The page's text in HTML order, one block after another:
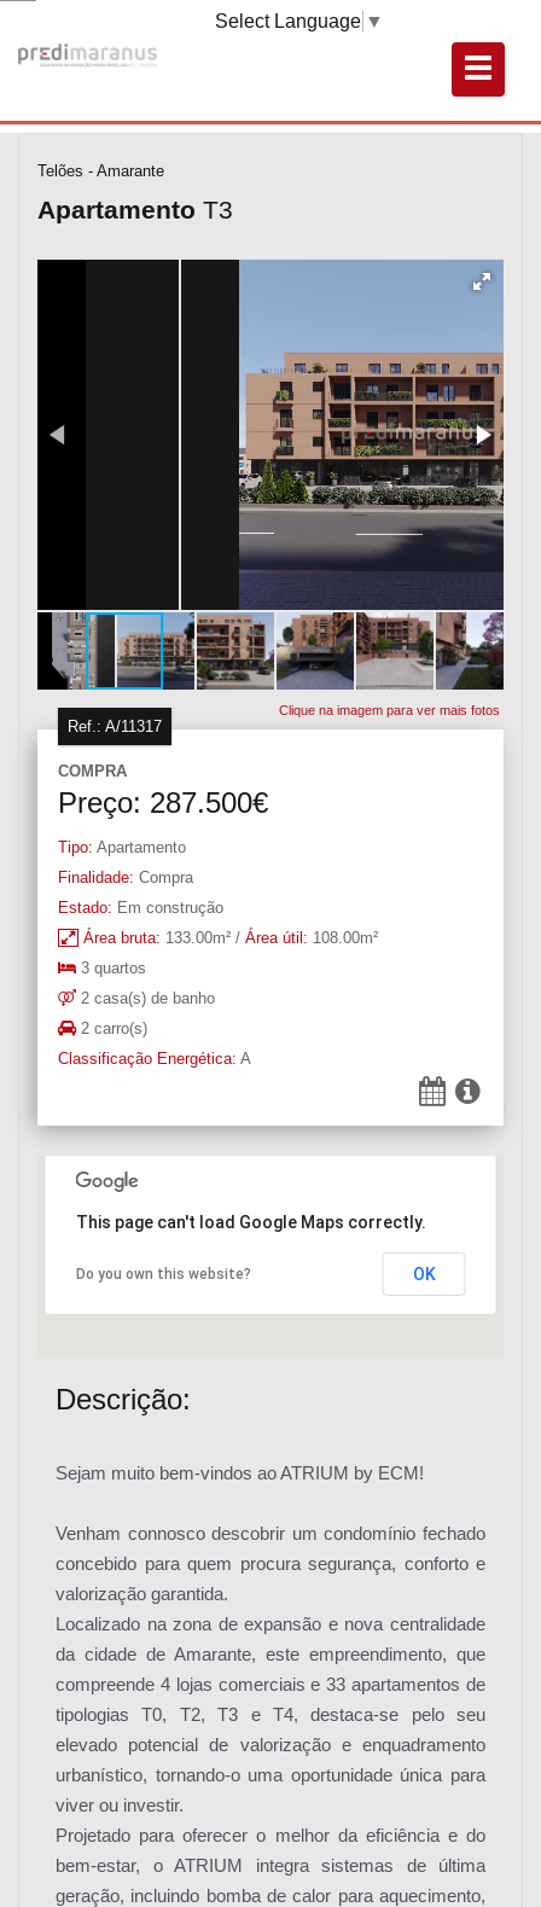
Select Language ▼
Telões - Amarante
Apartamento T3
Clique na imagem para ver mais fotos
Ref.: A/11317
COMPRA
Preço: 287.500€
Tipo: Apartamento
Finalidade: Compra
Estado: Em construção
Área bruta: 133.00m² / Área útil: 108.00m²
3 quartos
2 casa(s) de banho
2 carro(s)
Classificação Energética: A
Carregando mapa...
This page can't load Google Maps correctly.
Do you own this website? OK
Descrição:
Sejam muito bem-vindos ao ATRIUM by ECM!
Venham connosco descobrir um condomínio fechado
concebido para quem procura segurança, conforto e
valorização garantida.
Localizado na zona de expansão e nova centralidade
da cidade de Amarante, este empreendimento, que
compreende 4 lojas comerciais e 33 apartamentos de
tipologias T0, T2, T3 e T4, destaca-se pelo seu
elevado potencial de valorização e enquadramento
urbanístico, tornando-o uma oportunidade única para
viver ou investir.
Projetado para oferecer o melhor da eficiência e do
bem-estar, o ATRIUM integra sistemas de última
geração, incluindo bomba de calor para aquecimento,